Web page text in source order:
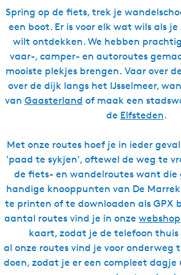
Spring op de fiets, trek je
een boot. Er is voor elk wat wils als
wilt ontdekken. We hebben
vaar-, camper- en autoroutes
mooiste plekjes brengen. Vaar over de
over de dijk langs het IJsselmeer,
van Gaasterland of maak een
de Elfsteden.
Met onze routes hoef je in ieder
'paad te sykjen', oftewel de weg te
de fiets- en wandelroutes want die
handige knooppunten van De
te printen of te downloaden als GPX
aantal routes vind je in onze webshop
kaart, zodat je de telefoon
al onze routes vind je voor onderweg
doen, zodat je er een compleet